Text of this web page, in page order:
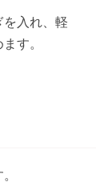
入れ、軽
す。